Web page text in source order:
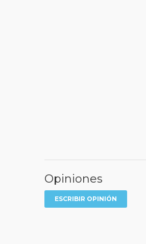
Opiniones
ESCRIBIR OPINIÓN